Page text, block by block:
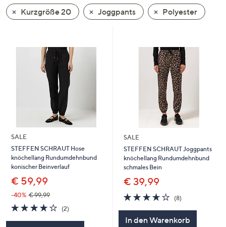
wischen
Sie
diese
anzuzeigen.
Kurzgröße 20
Joggpants Polyester
SALE
STEFFEN SCHRAUT Hose
knöchellang Rundumdehnbund
konischer Beinverlauf
€ 59,99
-40% € 99,99
4.0
von
(2)2
SALE
STEFFEN SCHRAUT Joggpants
knöchellang Rundumdehnbund
schmales Bein
€ 39,99
3.6
von
(8)8
In den Warenkorb